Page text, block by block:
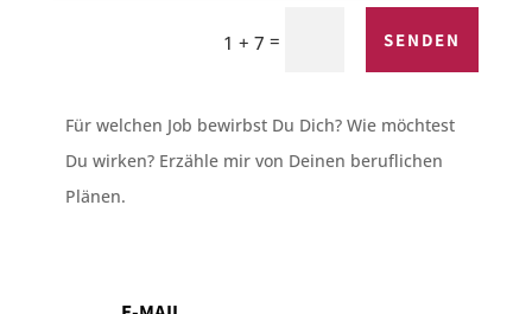
1 + 7 = SENDEN
Für welchen Job bewirbst Du Dich? Wie möchtest
Du wirken? Erzähle mir von Deinen beruflichen
Plänen.